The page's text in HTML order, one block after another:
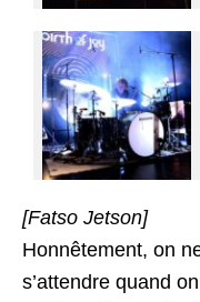
[Fatso Jetson]
Honnêtement, on
s’attendre quand